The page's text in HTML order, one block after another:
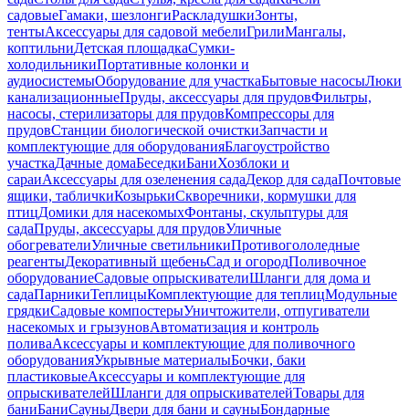
садовыеГамаки, шезлонгиРаскладушкиЗонты,
тентыАксессуары для садовой мебелиГрилиМангалы,
коптильниДетская площадкаСумки-
холодильникиПортативные колонки и
аудиосистемыОборудование для участкаБытовые насосыЛюки
канализационныеПруды, аксессуары для прудовФильтры,
насосы, стерилизаторы для прудовКомпрессоры для
прудовСтанции биологической очисткиЗапчасти и
комплектующие для оборудованияБлагоустройство
участкаДачные домаБеседкиБаниХозблоки и
сараиАксессуары для озеленения садаДекор для садаПочтовые
ящики, табличкиКозырькиСкворечники, кормушки для
птицДомики для насекомыхФонтаны, скульптуры для
садаПруды, аксессуары для прудовУличные
обогревателиУличные светильникиПротивогололедные
реагентыДекоративный щебеньСад и огородПоливочное
оборудованиеСадовые опрыскивателиШланги для дома и
садаПарникиТеплицыКомплектующие для теплицМодульные
грядкиСадовые компостерыУничтожители, отпугиватели
насекомых и грызуновАвтоматизация и контроль
поливаАксессуары и комплектующие для поливочного
оборудованияУкрывные материалыБочки, баки
пластиковыеАксессуары и комплектующие для
опрыскивателейШланги для опрыскивателейТовары для
баниБаниСауныДвери для бани и сауныБондарные